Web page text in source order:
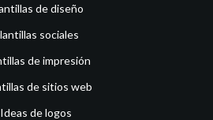
de diseño
sociales
de impresión
de sitios web
Ideas de logos